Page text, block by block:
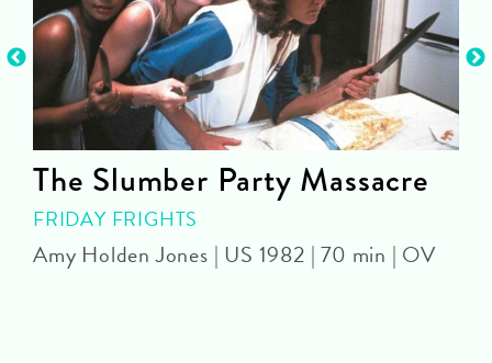
The Slumber Party Massacre
FRIDAY FRIGHTS
Amy Holden Jones | US 1982 | 70 min | OV